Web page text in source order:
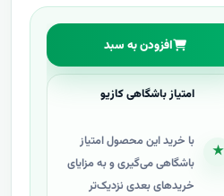
افزودن به سبد
★
امتیاز باشگاهی کازیو
با خرید این محصول امتیاز
باشگاهی می‌گیری و به مزایای
خریدهای بعدی نزدیک‌تر